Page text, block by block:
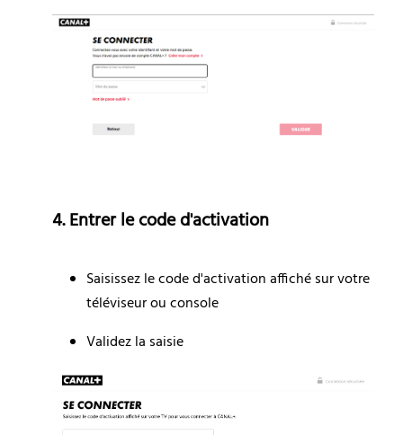
4. Entrer le code d'activation
Saisissez le code d'activation affiché sur votre
téléviseur ou console
Validez la saisie